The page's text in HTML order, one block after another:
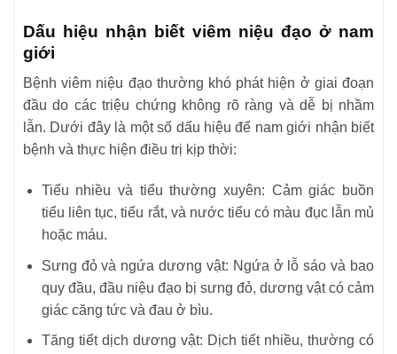
Dấu hiệu nhận biết viêm niệu đạo ở nam
giới
Bệnh viêm niệu đạo thường khó phát hiện ở giai đoạn
đầu do các triệu chứng không rõ ràng và dễ bị nhầm
lẫn. Dưới đây là một số dấu hiệu để nam giới nhận biết
bệnh và thực hiện điều trị kịp thời:
Tiểu nhiều và tiểu thường xuyên: Cảm giác buồn
tiểu liên tục, tiểu rắt, và nước tiểu có màu đục lẫn mủ
hoặc máu.
Sưng đỏ và ngứa dương vật: Ngứa ở lỗ sáo và bao
quy đầu, đầu niệu đạo bị sưng đỏ, dương vật có cảm
giác căng tức và đau ở bìu.
Tăng tiết dịch dương vật: Dịch tiết nhiều, thường có